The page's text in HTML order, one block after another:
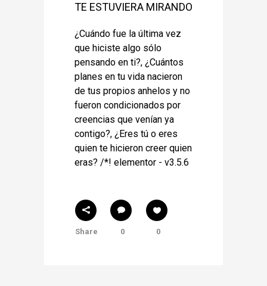
TE ESTUVIERA MIRANDO
¿Cuándo fue la última vez
que hiciste algo sólo
pensando en ti?, ¿Cuántos
planes en tu vida nacieron
de tus propios anhelos y no
fueron condicionados por
creencias que venían ya
contigo?, ¿Eres tú o eres
quien te hicieron creer quien
eras? /*! elementor - v3.5.6
Share 0 0